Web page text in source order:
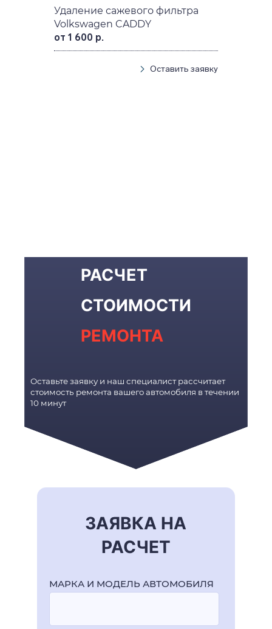
Удаление сажевого фильтра
Volkswagen CADDY
от 1 600 р.
Оставить заявку
РАСЧЕТ
СТОИМОСТИ
РЕМОНТА
Оставьте заявку и наш специалист рассчитает
стоимость ремонта вашего автомобиля в течении
10 минут
ЗАЯВКА НА
РАСЧЕТ
МАРКА И МОДЕЛЬ АВТОМОБИЛЯ